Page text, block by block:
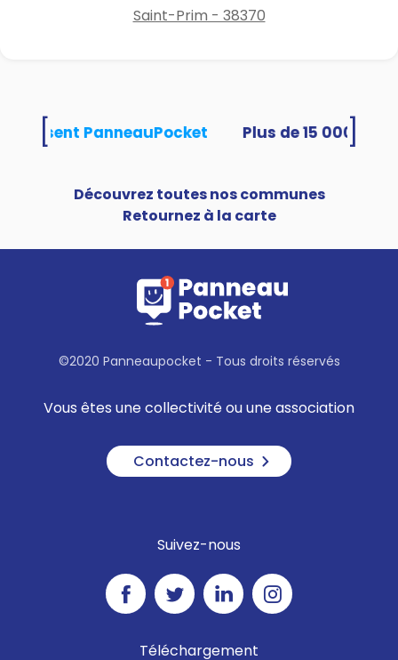
Saint-Prim - 38370
PanneauPocket
Découvrez toutes nos communes
Retournez à la carte
©2020 Panneaupocket - Tous droits réservés
Vous êtes une collectivité ou une association
Contactez-nous
Suivez-nous
Téléchargement